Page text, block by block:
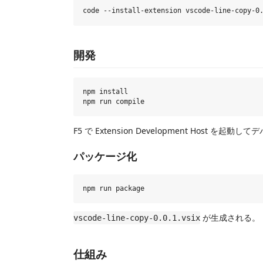
開発
npm install
F5 で Extension Development Host を起動してデ
パッケージ化
vscode-line-copy-0.0.1.vsix が生成される。
仕組み